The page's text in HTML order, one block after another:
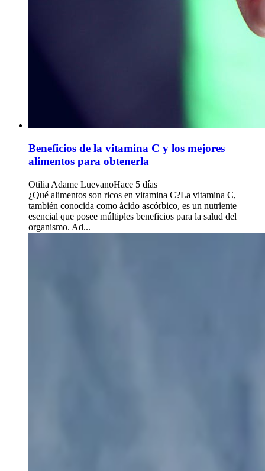
Beneficios de la vitamina C y los mejores
alimentos para obtenerla
Otilia Adame LuevanoHace 5 días
¿Qué alimentos son ricos en vitamina C?La vitamina C,
también conocida como ácido ascórbico, es un nutriente
esencial que posee múltiples beneficios para la salud del
organismo. Ad...